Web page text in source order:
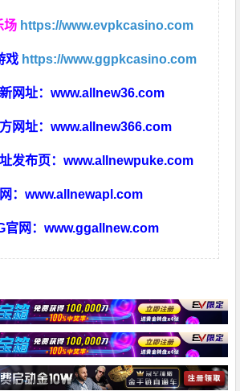
场 https://www.evpkcasino.com
戏 https://www.ggpkcasino.com
网址：www.allnew36.com
网址：www.allnew366.com
发布页：www.allnewpuke.com
：www.allnewapl.com
官网：www.ggallnew.com